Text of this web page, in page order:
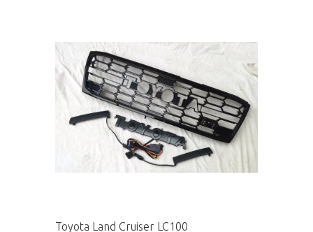
Toyota Land Cruiser LC100